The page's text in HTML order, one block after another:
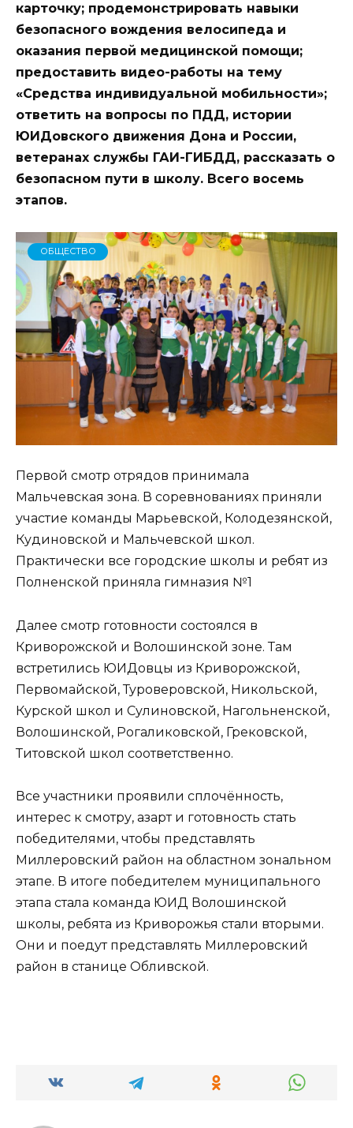
карточку; продемонстрировать навыки
безопасного вождения велосипеда и
оказания первой медицинской помощи;
предоставить видео-работы на тему
«Средства индивидуальной мобильности»;
ответить на вопросы по ПДД, истории
ЮИДовского движения Дона и России,
ветеранах службы ГАИ-ГИБДД, рассказать о
безопасном пути в школу. Всего восемь
этапов.
ОБЩЕСТВО
Первой смотр отрядов принимала
Мальчевская зона. В соревнованиях приняли
участие команды Марьевской, Колодезянской,
Кудиновской и Мальчевской школ.
Практически все городские школы и ребят из
Полненской приняла гимназия №1
Далее смотр готовности состоялся в
Криворожской и Волошинской зоне. Там
встретились ЮИДовцы из Криворожской,
Первомайской, Туроверовской, Никольской,
Курской школ и Сулиновской, Нагольненской,
Волошинской, Рогаликовской, Грековской,
Титовской школ соответственно.
Все участники проявили сплочённость,
интерес к смотру, азарт и готовность стать
победителями, чтобы представлять
Миллеровский район на областном зональном
этапе. В итоге победителем муниципального
этапа стала команда ЮИД Волошинской
школы, ребята из Криворожья стали вторыми.
Они и поедут представлять Миллеровский
район в станице Обливской.